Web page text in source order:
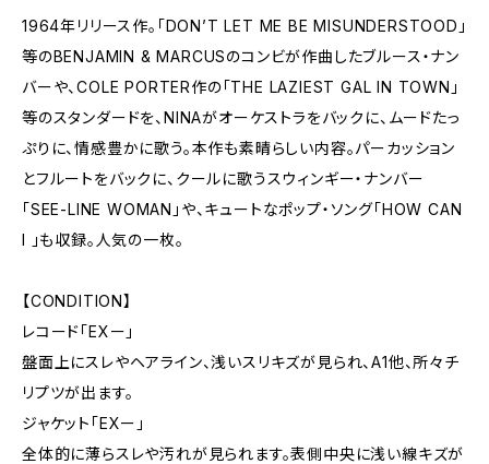
1964年リリース作。「DON’T LET ME BE MISUNDERSTOOD」
等のBENJAMIN & MARCUSのコンビが作曲したブルース・ナン
バーや、COLE PORTER作の「THE LAZIEST GAL IN TOWN」
等のスタンダードを、NINAがオーケストラをバックに、ムードたっ
ぷりに、情感豊かに歌う。本作も素晴らしい内容。パーカッション
とフルートをバックに、クールに歌うスウィンギー・ナンバー
「SEE-LINE WOMAN」や、キュートなポップ・ソング「HOW CAN
I 」も収録。人気の一枚。
【CONDITION】
レコード「EXー」
盤面上にスレやヘアライン、浅いスリキズが見られ、A1他、所々チ
リプツが出ます。
ジャケット「EXー」
全体的に薄らスレや汚れが見られます。表側中央に浅い線キズが